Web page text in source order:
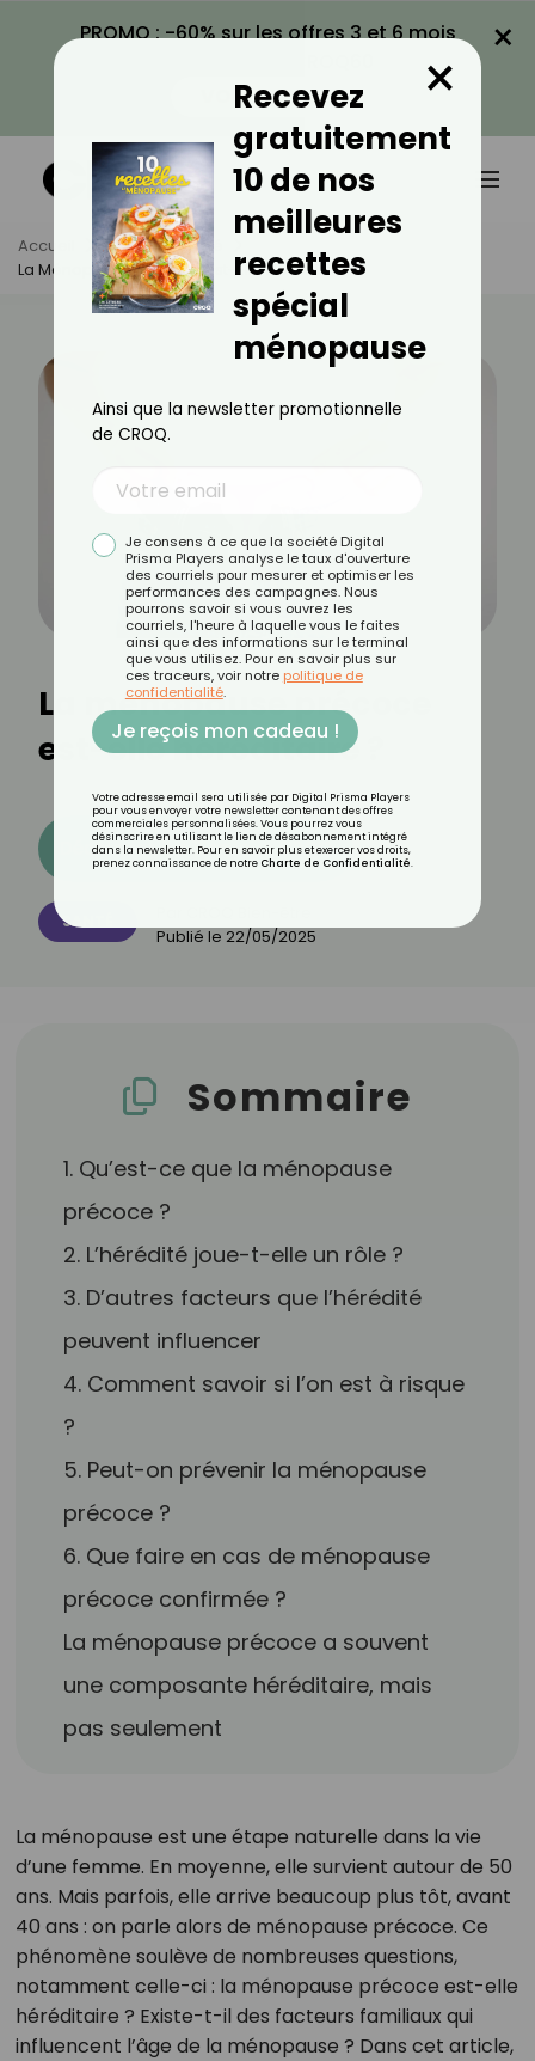
PROMO : -60% sur les offres 3 et 6 mois
VOIR LA PROMO
×
Accueil Actus
Santé
La Ménopause Précoce Est-Elle Héréditaire ?
La ménopause précoce
est-elle héréditaire ?
Découvrez les 11 menus CROQ
SANTÉ
Publié le 22/05/2025
Sommaire
1. Qu’est-ce que la ménopause
précoce ?
2. L’hérédité joue-t-elle un rôle ?
3. D’autres facteurs que l’hérédité
peuvent influencer
4. Comment savoir si l’on est à risque
?
5. Peut-on prévenir la ménopause
précoce ?
6. Que faire en cas de ménopause
précoce confirmée ?
La ménopause précoce a souvent
une composante héréditaire, mais
pas seulement
La ménopause est une étape naturelle dans la vie
d’une femme. En moyenne, elle survient autour de 50
ans. Mais parfois, elle arrive beaucoup plus tôt, avant
40 ans : on parle alors de ménopause précoce. Ce
phénomène soulève de nombreuses questions,
notamment celle-ci : la ménopause précoce est-elle
héréditaire ? Existe-t-il des facteurs familiaux qui
influencent l’âge de la ménopause ? Dans cet article,
Recevez
gratuitement
10 de nos
meilleures
recettes
spécial
ménopause
×
Ainsi que la newsletter promotionnelle
de CROQ.
Je consens à ce que la société Digital
Prisma Players analyse le taux d'ouverture
des courriels pour mesurer et optimiser les
performances des campagnes. Nous
pourrons savoir si vous ouvrez les
courriels, l'heure à laquelle vous le faites
ainsi que des informations sur le terminal
que vous utilisez. Pour en savoir plus sur
ces traceurs, voir notre politique de
confidentialité.
Je reçois mon cadeau !
Votre adresse email sera utilisée par Digital Prisma Players
pour vous envoyer votre newsletter contenant des offres
commerciales personnalisées. Vous pourrez vous
désinscrire en utilisant le lien de désabonnement intégré
dans la newsletter. Pour en savoir plus et exercer vos droits,
prenez connaissance de notre Charte de Confidentialité.